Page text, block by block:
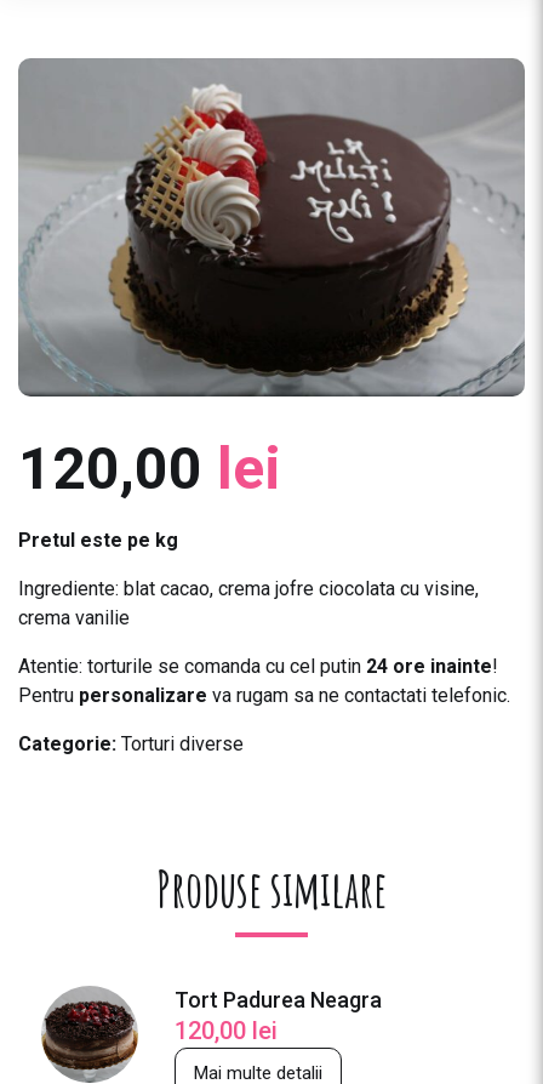
120,00 lei
Pretul este pe kg
Ingrediente: blat cacao, crema jofre ciocolata cu visine,
crema vanilie
Atentie: torturile se comanda cu cel putin 24 ore inainte!
Pentru personalizare va rugam sa ne contactati telefonic.
Categorie: Torturi diverse
Produse similare
Tort Padurea Neagra
120,00 lei
Mai multe detalii